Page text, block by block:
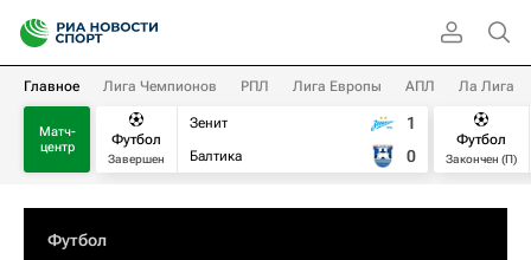
Главное Лига Чемпионов РПЛ Лига Европы АПЛ Ла Лига
Матч-
центр
Футбол
Завершен
Зенит
Балтика
1
0
Футбол
Закончен (П)
Футбол